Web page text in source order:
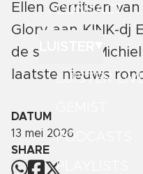
CONTACT
LUISTER
PODCASTS
PLAYLISTS
Ellen Gerritsen
Glory aan KINK-dj
de stichting
laatste nieuws
DATUM
13 mei 2026
SHARE